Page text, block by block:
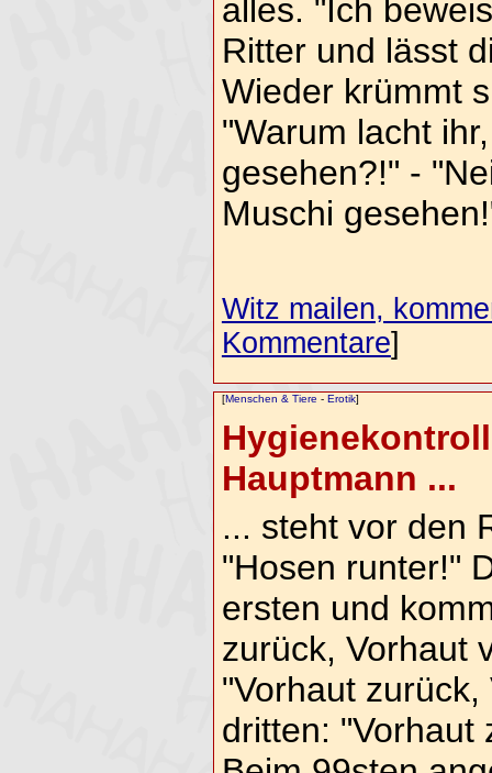
alles. "Ich
Ritter und lässt
Wieder krümmt
"Warum lacht
gesehen?!" -
Muschi
Witz mailen,
Kommentare]
[Menschen & Tiere - Erotik]
Hauptmann ...
... steht vor den
"Hosen runter!"
ersten und
zurück, Vorhaut
"Vorhaut
dritten: "Vorhaut